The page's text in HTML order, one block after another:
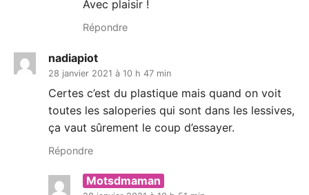
Avec plaisir !
Répondre
nadiapiot
28 janvier 2021 à 10 h 47 min
Certes c’est du plastique mais quand on voit
toutes les saloperies qui sont dans les lessives,
ça vaut sûrement le coup d’essayer.
Répondre
Motsdmaman